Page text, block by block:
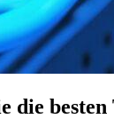
die